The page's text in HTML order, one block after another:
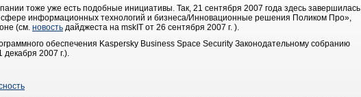
тоже уже есть подобные инициативы. Так, 21 сентября 2007 года здесь завершилась
информационных технологий и бизнеса/Инновационные решения Поликом Про»,
(см. новость дайджеста на mskIT от 26 сентября 2007 г. ).
обеспечения Kaspersky Business Space Security Законодательному собранию
декабря 2007 г.).